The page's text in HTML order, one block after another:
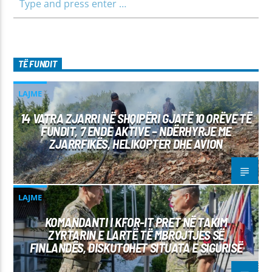
TË FUNDIT
LAJME
14 VATRA ZJARRI NË SHQIPËRI GJATË 10 ORËVE TË
FUNDIT, 7 ENDE AKTIVE – NDËRHYRJE ME
ZJARRFIKËS, HELIKOPTER DHE AVION
LAJME
KOMANDANTI I KFOR-IT PRET NË TAKIM
ZYRTARIN E LARTË TË MBROJTJES SË
FINLANDËS, DISKUTOHET SITUATA E SIGURISË